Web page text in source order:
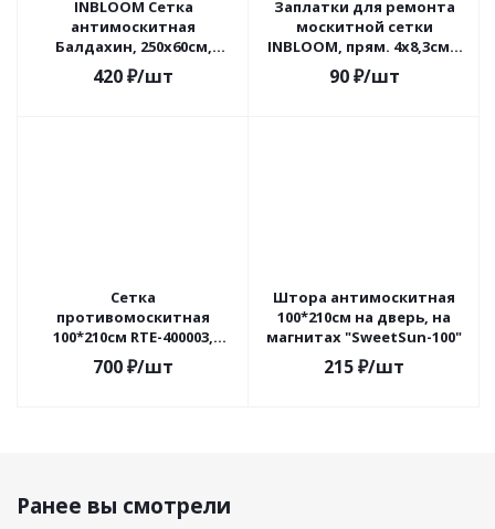
INBLOOM Сетка
антимоскитная
Балдахин, 250х60см,
полиэстер
420₽/шт
Заплатки для ремонта
москитной сетки
INBLOOM, прям. 4х8,3см х
4шт / круг. d4см х 8шт,
стекловолокно
90₽/шт
Сетка
противомоскитная
100*210см RTE-400003,
белая
700₽/шт
Штора антимоскитная
100*210см на дверь, на
магнитах "SweetSun-100"
215₽/шт
Ранее вы смотрели